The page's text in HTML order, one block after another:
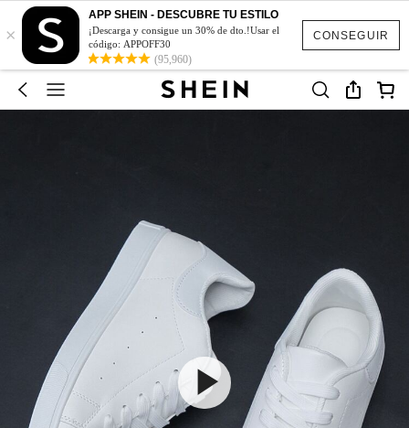
CONSEGUIR
×
APP SHEIN - DESCUBRE TU ESTILO
¡Descarga y consigue un 30% de dto.!Usar el
código: APPOFF30
(95,960)